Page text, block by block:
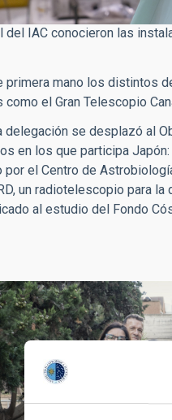
del IAC conocieron las
primera mano los distintos
el Gran Telescopio
delegación se desplazó al
en los que participa
por el Centro de
un radiotelescopio para
al estudio del Fondo